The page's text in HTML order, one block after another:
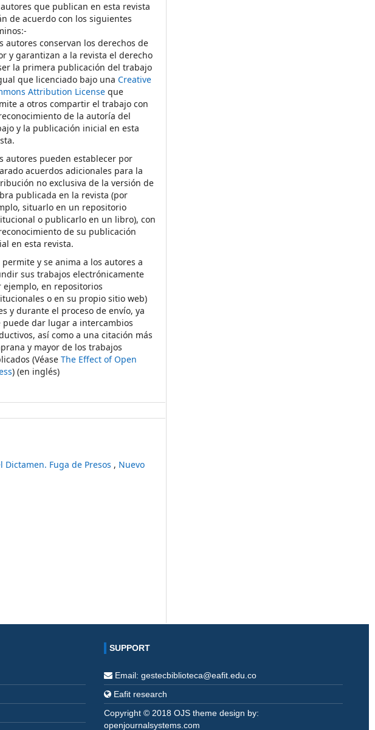
autores que publican en esta revista
de acuerdo con los siguientes
autores conservan los derechos de
y garantizan a la revista el derecho
la primera publicación del trabajo
que licenciado bajo unaCreative
Attribution License que
a otros compartir el trabajo con
de la autoría del
y la publicación inicial en esta
autores pueden establecer por
acuerdos adicionales para la
no exclusiva de la versión de
publicada en la revista (por
situarlo en un repositorio
o publicarlo en un libro), con
de su publicación
en esta revista.
permite y se anima a los autores a
sus trabajos electrónicamente
ejemplo, en repositorios
o en su propio sitio web)
y durante el proceso de envío, ya
puede dar lugar a intercambios
así como a una citación más
y mayor de los trabajos
(VéaseThe Effect of Open
) (en inglés)
Fuga de Presos , Nuevo
SUPPORT
Email: gestecbiblioteca@eafit.edu.co
Eafit research
Copyright © 2018 OJS theme design by:
openjournalsystems.com